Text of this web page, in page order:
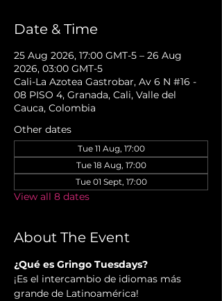
Date & Time
25 Aug 2026, 17:00 GMT-5 – 26 Aug
2026, 03:00 GMT-5
Cali-La Azotea Gastrobar, Av 6 N #16 -
08 PISO 4, Granada, Cali, Valle del
Cauca, Colombia
Other dates
Tue 11 Aug, 17:00
Tue 18 Aug, 17:00
Tue 01 Sept, 17:00
View all 8 dates
About The Event
¿Qué es Gringo Tuesdays?
¡Es el intercambio de idiomas más
grande de Latinoamérica!